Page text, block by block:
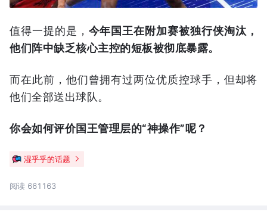
值得一提的是， 今年国王在附加赛被独行侠淘汰，
他们阵中缺乏核心主控的短板被彻底暴露。
而在此前，他们曾拥有过两位优质控球手，但却将
他们全部送出球队。
你会如何评价国王管理层的“神操作”呢？
湿乎乎的话题
阅读 661163